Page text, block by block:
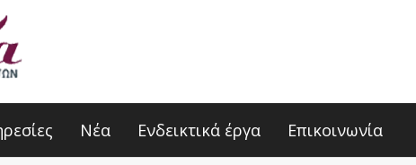
Νέα Ενδεικτικά έργα Επικοινωνία